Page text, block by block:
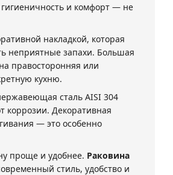
и комфорт — не
накладкой, которая
неприятные запахи. Большая
правосторонняя или
кухню.
сталь AISI 304
коррозии. Декоративная
— это особенно
проще и удобнее. Раковина
стиль, удобство и